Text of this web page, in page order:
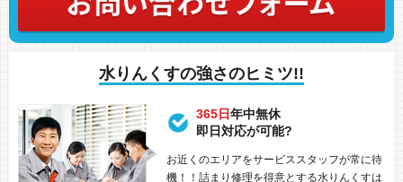
水りんくすの強さのヒミツ!!
365日年中無休
即日対応が可能?
お近くのエリアをサービススタッフが常に待
機！！詰まり修理を得意とする水りんくすは